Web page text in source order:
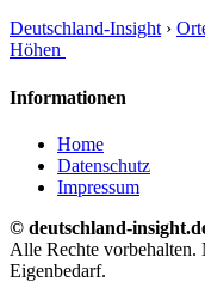
Deutschland-Insight ›
Höhen
Informationen
Home
Datenschutz
Impressum
© deutschland-
Alle Rechte vorbehalten.
Eigenbedarf.